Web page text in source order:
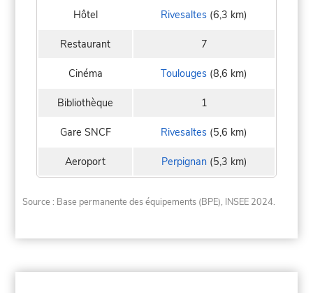
Hôtel Rivesaltes (6,3 km)
Restaurant 7
Cinéma Toulouges (8,6 km)
Bibliothèque 1
Gare SNCF Rivesaltes (5,6 km)
Aeroport Perpignan(5,3 km)
Source : Base permanente des équipements (BPE), INSEE 2024.